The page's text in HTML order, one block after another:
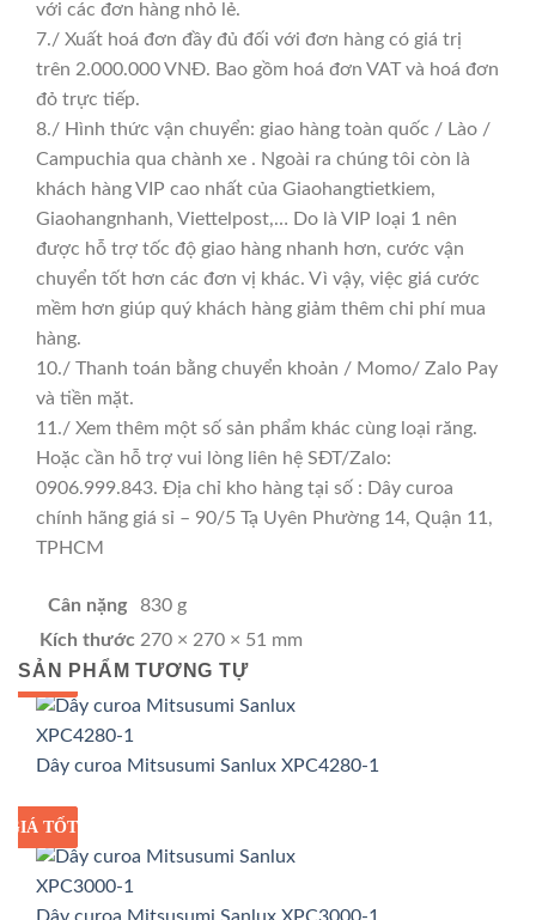
với các đơn hàng nhỏ lẻ.
7./ Xuất hoá đơn đầy đủ đối với đơn hàng có giá trị
trên 2.000.000 VNĐ. Bao gồm hoá đơn VAT và hoá đơn
đỏ trực tiếp.
8./ Hình thức vận chuyển: giao hàng toàn quốc / Lào /
Campuchia qua chành xe . Ngoài ra chúng tôi còn là
khách hàng VIP cao nhất của Giaohangtietkiem,
Giaohangnhanh, Viettelpost,… Do là VIP loại 1 nên
được hỗ trợ tốc độ giao hàng nhanh hơn, cước vận
chuyển tốt hơn các đơn vị khác. Vì vậy, việc giá cước
mềm hơn giúp quý khách hàng giảm thêm chi phí mua
hàng.
10./ Thanh toán bằng chuyển khoản / Momo/ Zalo Pay
và tiền mặt.
11./ Xem thêm một số sản phẩm khác cùng loại răng.
Hoặc cần hỗ trợ vui lòng liên hệ SĐT/Zalo:
0906.999.843. Địa chỉ kho hàng tại số : Dây curoa
chính hãng giá sỉ – 90/5 Tạ Uyên Phường 14, Quận 11,
TPHCM
Cân nặng
830 g
Kích thước 270 × 270 × 51 mm
SẢN PHẨM TƯƠNG TỰ
GIÁ SỈ
GIÁ TỐT
Dây curoa Mitsusumi Sanlux XPC4280-1
GIÁ SỈ
GIÁ TỐT